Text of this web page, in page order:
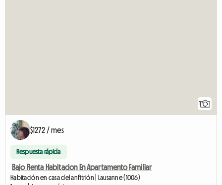
1
$1272 / mes
Respuesta rápida
Bajo Renta Habitacion En Apartamento Familiar
Habitación en casa del anfitrión | Lausanne (1006)